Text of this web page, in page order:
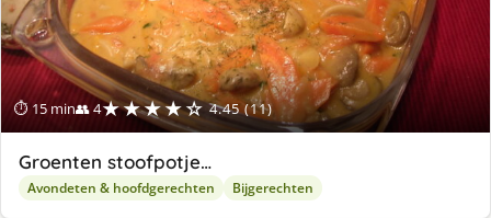
⏱ 15 min👥 4★★★★☆ 4.45 (11)
Groenten stoofpotje…
Avondeten & hoofdgerechten Bijgerechten